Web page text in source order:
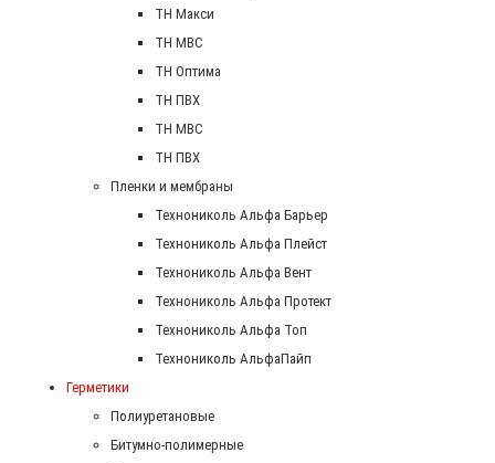
TH Макси
TH МВС
TH Оптима
TH ПВХ
ТН МВС
ТН ПВХ
Пленки и мембраны
Технониколь Альфа Барьер
Технониколь Альфа Плейст
Технониколь Альфа Вент
Технониколь Альфа Протект
Технониколь Альфа Топ
Технониколь АльфаПайп
Герметики
Полиуретановые
Битумно-полимерные